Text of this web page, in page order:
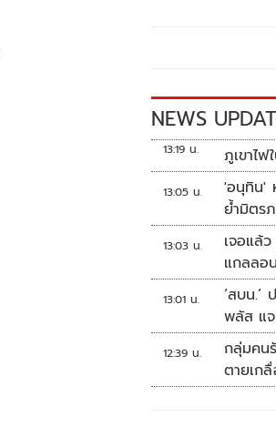
NEWS
13:19 น. ภูเขาไ
13:05 น.
'อนุทิน'
ย้ำมิตร
13:03 น.
เจอแล้
แกลลอ
ติดต่อห
13:01 น.
‘สบน.’
พลัส แ
เกิน
12:39 น.
กลุ่มคน
ตายเก
สัตว์